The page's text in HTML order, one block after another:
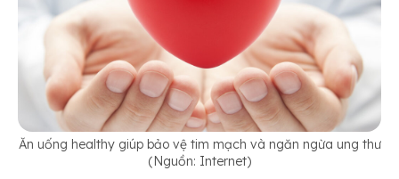
Ăn uống healthy giúp bảo vệ tim mạch và ngăn ngừa ung thư
(Nguồn: Internet)